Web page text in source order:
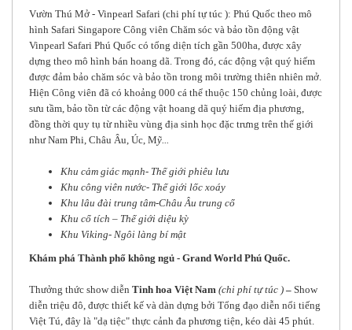
Vườn Thú Mở - Vinpearl Safari (chi phí tự túc ): Phú Quốc theo mô
hình Safari Singapore Công viên Chăm sóc và bảo tồn động vật
Vinpearl Safari Phú Quốc có tổng diện tích gần 500ha, được xây
dựng theo mô hình bán hoang dã. Trong đó, các động vật quý hiếm
được đảm bảo chăm sóc và bảo tồn trong môi trường thiên nhiên mở.
Hiện Công viên đã có khoảng 000 cá thể thuộc 150 chủng loài, được
sưu tầm, bảo tồn từ các động vật hoang dã quý hiếm địa phương,
đồng thời quy tụ từ nhiều vùng địa sinh học đặc trưng trên thế giới
như Nam Phi, Châu Âu, Úc, Mỹ...
Khu cảm giác mạnh- Thế giới phiêu lưu
Khu công viên nước- Thế giới lốc xoáy
Khu lâu đài trung tâm-Châu Âu trung cổ
Khu cổ tích – Thế giới diệu kỳ
Khu Viking- Ngôi làng bí mật
Khám phá Thành phố không ngủ - Grand World Phú Quốc.
Thưởng thức show diễn Tinh hoa Việt Nam (chi phí tự túc )– Show
diễn triệu đô, được thiết kế và dàn dựng bởi Tổng đạo diễn nổi tiếng
Việt Tú, đây là "dạ tiệc" thực cảnh đa phương tiện, kéo dài 45 phút.